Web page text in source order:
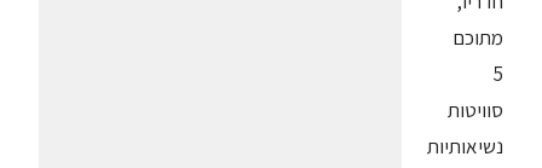
מתוכם
5
סוויטות
נשיאותיות